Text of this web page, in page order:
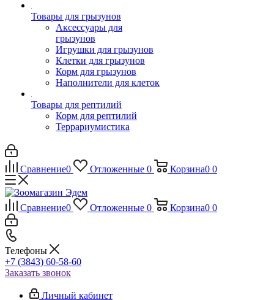
Товары для грызунов
Аксессуары для
грызунов
Игрушки для грызунов
Клетки для грызунов
Корм для грызунов
Наполнители для клеток
Товары для рептилий
Корм для рептилий
Террариумистика
Сравнение0 Отложенные 0 Корзина0 0
Сравнение0 Отложенные 0 Корзина0 0
Телефоны
+7 (3843) 60-58-60
Заказать звонок
Личный кабинет